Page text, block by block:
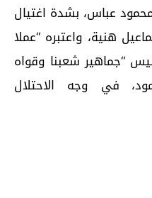
عباس، بشدة اغتيال
هنية، واعتبره “عملا
“جماهير شعبنا وقواه
في وجه الاحتلال